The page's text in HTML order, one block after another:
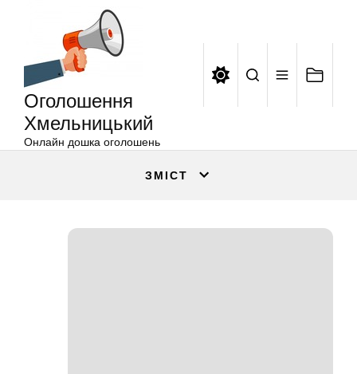
Оголошення
Хмельницький
Онлайн дошка оголошень
ЗМІСТ